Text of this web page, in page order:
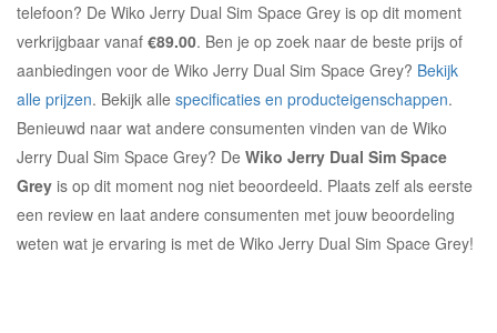
telefoon? De Wiko Jerry Dual Sim Space Grey is op dit moment
verkrijgbaar vanaf €89.00. Ben je op zoek naar de beste prijs of
aanbiedingen voor de Wiko Jerry Dual Sim Space Grey? Bekijk
alle prijzen. Bekijk alle specificaties en producteigenschappen.
Benieuwd naar wat andere consumenten vinden van de Wiko
Jerry Dual Sim Space Grey? De Wiko Jerry Dual Sim Space
Grey is op dit moment nog niet beoordeeld. Plaats zelf als eerste
een review en laat andere consumenten met jouw beoordeling
weten wat je ervaring is met de Wiko Jerry Dual Sim Space Grey!